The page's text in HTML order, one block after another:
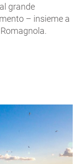
grande
– insieme a